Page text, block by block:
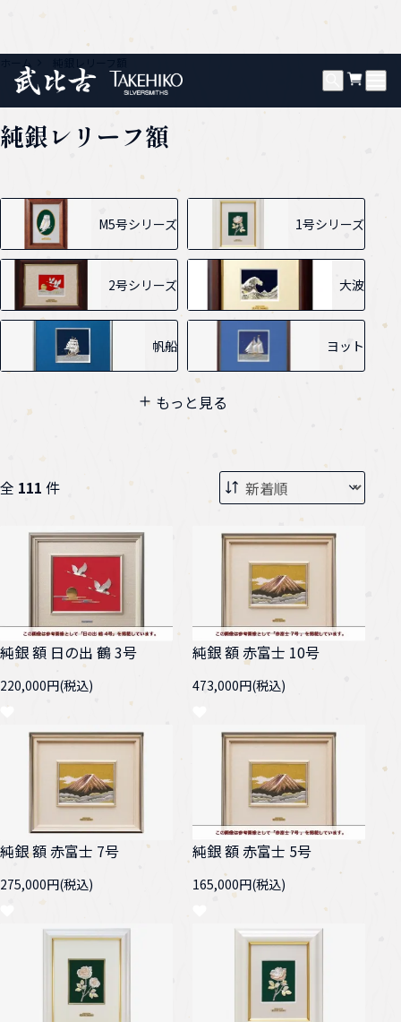
純銀レリーフ額
カテゴリー一覧
M5号シリーズ 1号シリーズ
2号シリーズ 大波
帆船 ヨット
宝船 七福神宝船
富士
赤富士
ふくろう
幌馬車
もっと見る
全 111 件
純銀 額 日の出 鶴 3号
220,000円(税込)
純銀 額 赤富士 10号
473,000円(税込)
純銀 額 赤富士 7号
275,000円(税込)
純銀 額 赤富士 5号
165,000円(税込)